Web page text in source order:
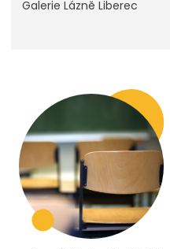
Galerie Lázně Liberec